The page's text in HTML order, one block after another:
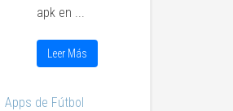
apk en ...
Leer Más
Apps de Fútbol